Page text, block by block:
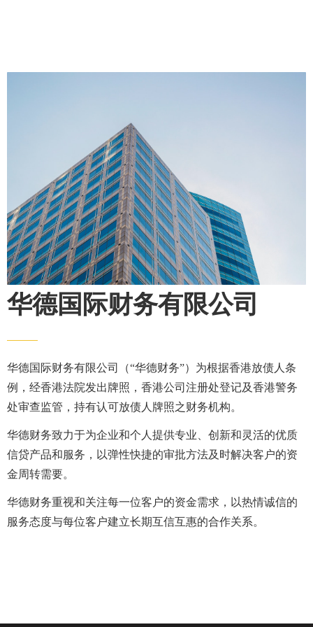
华德国际财务有限公司（“华德财务”）为根据香港放债人条
例，经香港法院发出牌照，香港公司注册处登记及香港警务
处审查监管，持有认可放债人牌照之财务机构。
华德财务致力于为企业和个人提供专业、创新和灵活的优质
信贷产品和服务，以弹性快捷的审批方法及时解决客户的资
金周转需要。
华德财务重视和关注每一位客户的资金需求，以热情诚信的
服务态度与每位客户建立长期互信互惠的合作关系。
华德国际财务有限公司